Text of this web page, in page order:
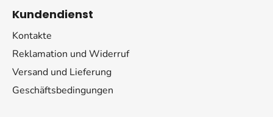
Kundendienst
Kontakte
Reklamation und Widerruf
Versand und Lieferung
Geschäftsbedingungen